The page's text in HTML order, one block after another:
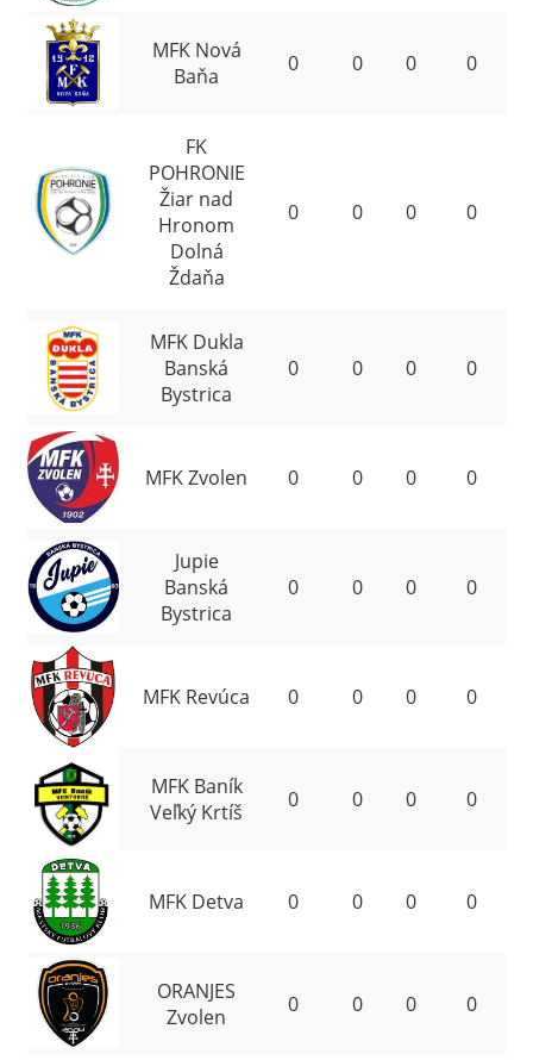
5
MFK Nová
Baňa
0 0 0 0
6
FK
POHRONIE
Žiar nad
Hronom
Dolná
Ždaňa
0 0 0 0
7
MFK Dukla
Banská
Bystrica
0 0 0 0
8 MFK Zvolen 0 0 0 0
9
Jupie
Banská
Bystrica
0 0 0 0
10 MFK Revúca 0 0 0 0
11
MFK Baník
Veľký Krtíš
0 0 0 0
12 MFK Detva 0 0 0 0
13
ORANJES
Zvolen
0 0 0 0